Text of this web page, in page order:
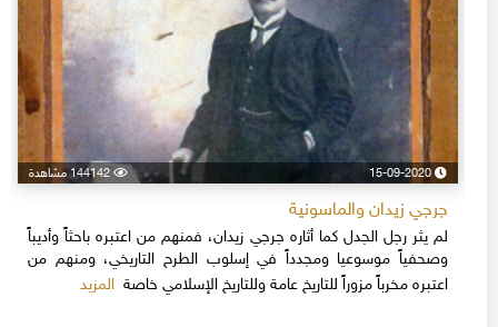
15-09-2020 144142 مشاهدة
جرجي زيدان والماسونية
لم يثر رجل الجدل كما أثاره جرجي زيدان، فمنهم من اعتبره باحثاً وأديباً
وصحفياً موسوعيا ومجدداً في إسلوب الطرح التاريخي، ومنهم من
اعتبره مخرباً مزوراً للتاريخ عامة وللتاريخ الإسلامي خاصةالمزيد